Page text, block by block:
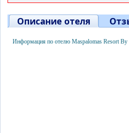
Описание отеля
Информация по отелю Maspalomas Resort